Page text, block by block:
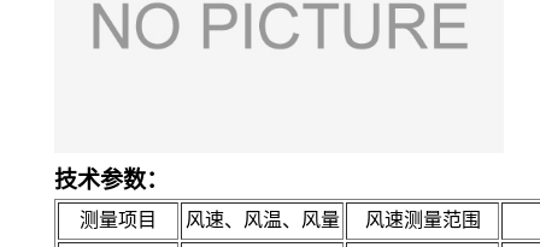
技术参数：
测量项目 风速、风温、风量
风速测量范围